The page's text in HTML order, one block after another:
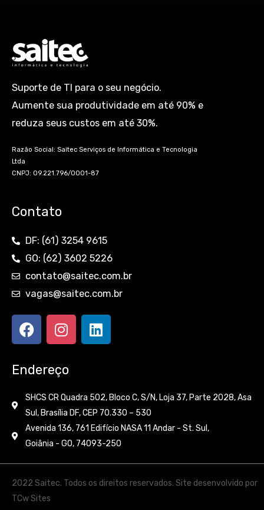
Suporte de TI para o seu negócio.
Aumente sua produtividade em até 90% e
reduza seus custos em até 30%.
Razão Social: Saitec Serviços de Informática e Tecnologia
Ltda
CNPJ: 09.221.796/0001-87
Contato
DF: (61) 3254 9615
GO: (62) 3602 5226
contato@saitec.com.br
vagas@saitec.com.br
F
a
e
o
o
k
I
n
t
g
r
a
m
L
i
d
i
n
Endereço
SHCS CR Quadra 502, Bloco C, S/N, Loja 37, Parte 2028, Asa
Sul, Brasília DF, CEP 70.330 – 530
Avenida 136, 761 Edifício NASA 11 Andar - St. Sul,
Goiânia - GO, 74093-250
2022 Saitec. Todos os direitos reservados. Site desenvolvido por
TCw Sites